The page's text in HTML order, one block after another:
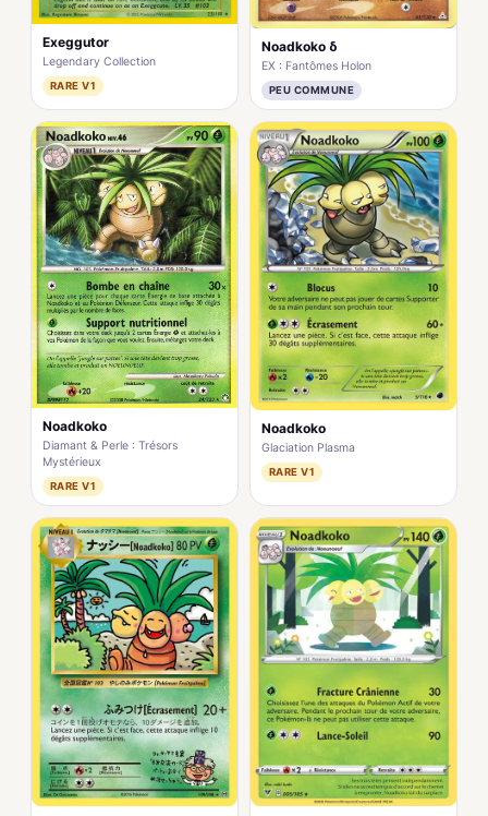
Exeggutor
Legendary Collection
RARE V1
Noadkoko δ
EX : Fantômes Holon
PEU COMMUNE
Noadkoko
Diamant & Perle : Trésors
Mystérieux
RARE V1
Noadkoko
Glaciation Plasma
RARE V1